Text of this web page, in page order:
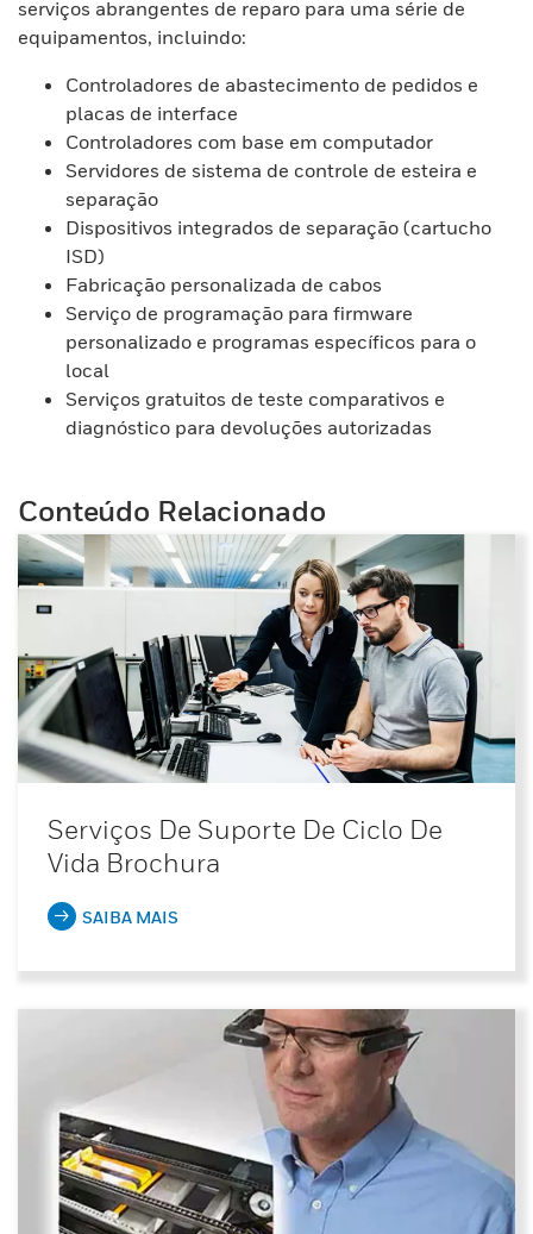
serviços abrangentes de reparo para uma série de
equipamentos, incluindo:
Controladores de abastecimento de pedidos e
placas de interface
Controladores com base em computador
Servidores de sistema de controle de esteira e
separação
Dispositivos integrados de separação (cartucho
ISD)
Fabricação personalizada de cabos
Serviço de programação para firmware
personalizado e programas específicos para o
local
Serviços gratuitos de teste comparativos e
diagnóstico para devoluções autorizadas
Conteúdo Relacionado
Serviços De Suporte De Ciclo De
Vida Brochura
SAIBA MAIS